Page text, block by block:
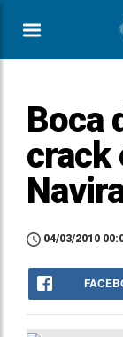
Boca
crack
04/03/2010